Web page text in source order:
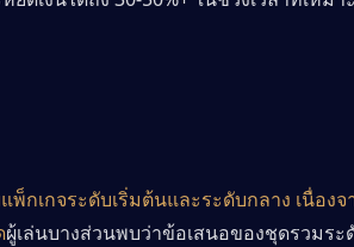
กเกจระดับเริ่มต้นและระดับกลาง เนื่องจ
ผู้เล่นบางส่วนพบว่าข้อเสนอของชุดรวมร